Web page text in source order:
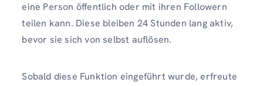
eine Person öffentlich oder mit ihren Followern
teilen kann. Diese bleiben 24 Stunden lang aktiv,
bevor sie sich von selbst auflösen.
Sobald diese Funktion eingeführt wurde, erfreute